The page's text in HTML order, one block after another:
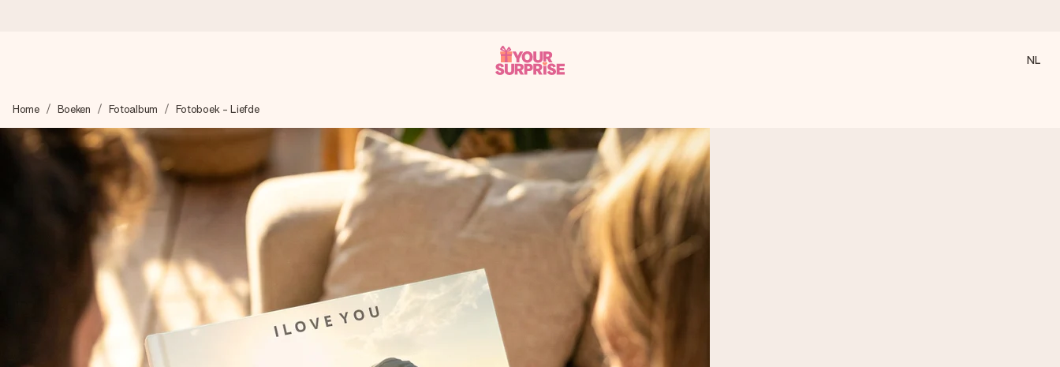
We maken jouw cadeau met zorg en zorgen dat het razendsnel onderweg is - zodat jij kunt geven op precies het juiste moment, wanneer het het meeste betekent.
4,8 (gebaseerd op +8.000 reviews)
Onze cadeaus worden gewaardeerd. Klanten beoordelen ons met een 4,7 op Google Reviews
Gratis wenskaartje
Je maakt in een paar stappen iets unieks – met haar naam, jullie foto of een boodschap die raakt. Zonder gedoe, maar met alle aandacht voor het moment.
NL
Home Boeken Fotoalbum Fotoboek - Liefde